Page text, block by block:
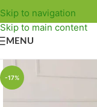
Skip to navigation
Skip to main content
MENU
-17%